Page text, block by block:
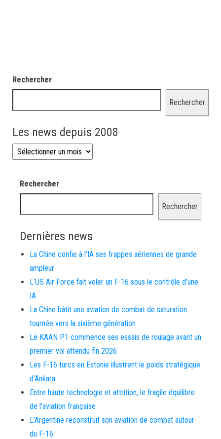
Rechercher
Rechercher
Les news depuis 2008
Les news depuis 2008
Rechercher
Rechercher
Dernières news
La Chine confie à l’IA ses frappes aériennes de grande
ampleur
L’US Air Force fait voler un F-16 sous le contrôle d’une
IA
La Chine bâtit une aviation de combat de saturation
tournée vers la sixième génération
Le KAAN P1 commence ses essais de roulage avant un
premier vol attendu fin 2026
Les F-16 turcs en Estonie illustrent le poids stratégique
d’Ankara
Entre haute technologie et attrition, le fragile équilibre
de l’aviation française
L’Argentine reconstruit son aviation de combat autour
du F-16